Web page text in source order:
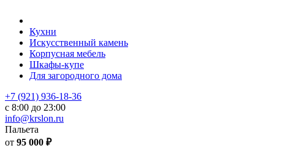
Кухни
Искусственный камень
Корпусная мебель
Шкафы-купе
Для загородного дома
+7 (921) 936-18-36
с 8:00 до 23:00
info@krslon.ru
Пальета
от 95 000 ₽